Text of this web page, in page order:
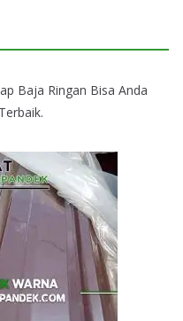
Baja Ringan Bisa Anda